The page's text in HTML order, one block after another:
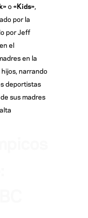
o «Kids»
por la
por Jeff
el
en la
narrando
deportistas
sus madres